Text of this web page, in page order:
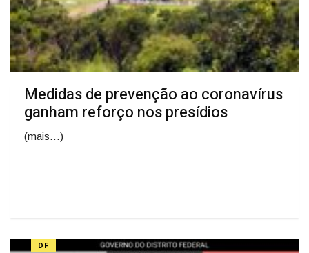
Medidas de prevenção ao coronavírus
ganham reforço nos presídios
(mais…)
DF